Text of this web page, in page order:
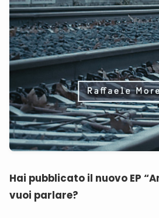
Hai pubblicato il nuovo EP
vuoi parlare?